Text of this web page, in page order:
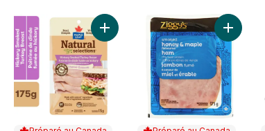
Trousse-collation à la dinde au panier
Ajouter Poitrine de dinde fumée
Ajouter